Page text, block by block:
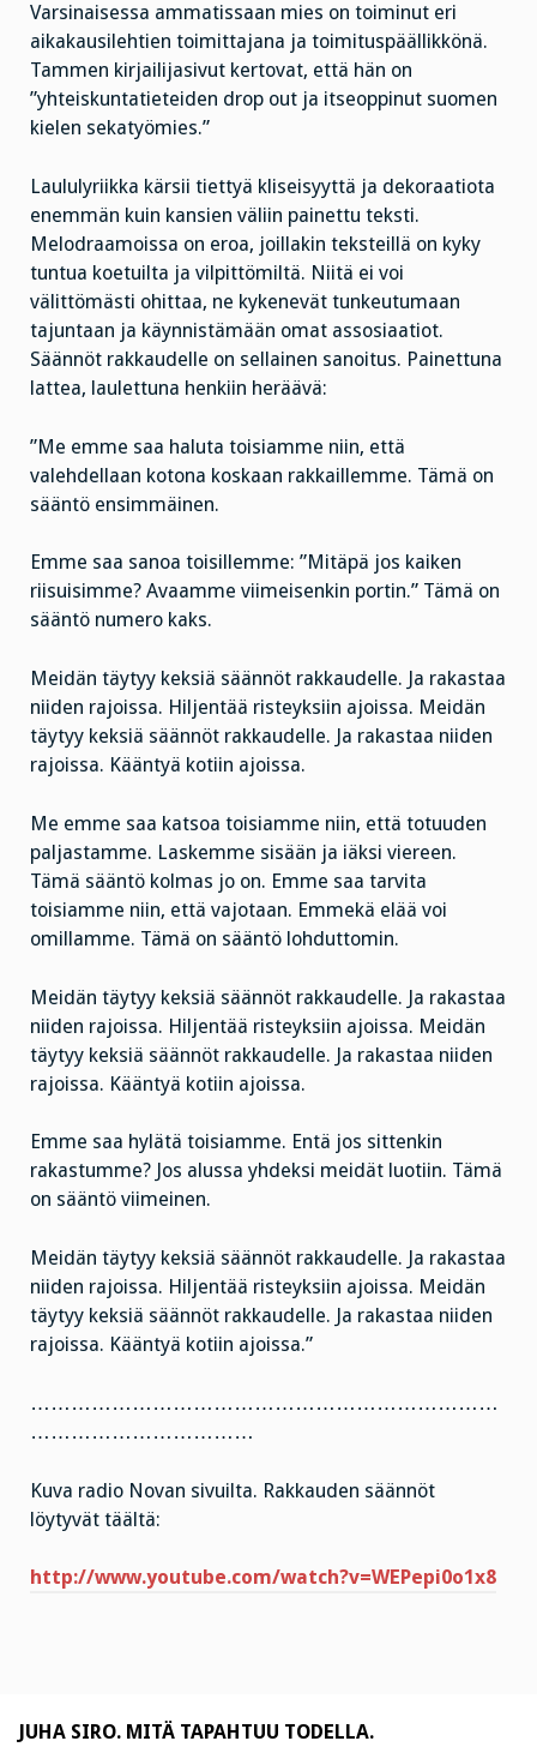
Varsinaisessa ammatissaan mies on toiminut eri
aikakausilehtien toimittajana ja toimituspäällikkönä.
Tammen kirjailijasivut kertovat, että hän on
”yhteiskuntatieteiden drop out ja itseoppinut suomen
kielen sekatyömies.”
Laululyriikka kärsii tiettyä kliseisyyttä ja dekoraatiota
enemmän kuin kansien väliin painettu teksti.
Melodraamoissa on eroa, joillakin teksteillä on kyky
tuntua koetuilta ja vilpittömiltä. Niitä ei voi
välittömästi ohittaa, ne kykenevät tunkeutumaan
tajuntaan ja käynnistämään omat assosiaatiot.
Säännöt rakkaudelle on sellainen sanoitus. Painettuna
lattea, laulettuna henkiin heräävä:
”Me emme saa haluta toisiamme niin, että
valehdellaan kotona koskaan rakkaillemme. Tämä on
sääntö ensimmäinen.
Emme saa sanoa toisillemme: ”Mitäpä jos kaiken
riisuisimme? Avaamme viimeisenkin portin.” Tämä on
sääntö numero kaks.
Meidän täytyy keksiä säännöt rakkaudelle. Ja rakastaa
niiden rajoissa. Hiljentää risteyksiin ajoissa. Meidän
täytyy keksiä säännöt rakkaudelle. Ja rakastaa niiden
rajoissa. Kääntyä kotiin ajoissa.
Me emme saa katsoa toisiamme niin, että totuuden
paljastamme. Laskemme sisään ja iäksi viereen.
Tämä sääntö kolmas jo on. Emme saa tarvita
toisiamme niin, että vajotaan. Emmekä elää voi
omillamme. Tämä on sääntö lohduttomin.
Meidän täytyy keksiä säännöt rakkaudelle. Ja rakastaa
niiden rajoissa. Hiljentää risteyksiin ajoissa. Meidän
täytyy keksiä säännöt rakkaudelle. Ja rakastaa niiden
rajoissa. Kääntyä kotiin ajoissa.
Emme saa hylätä toisiamme. Entä jos sittenkin
rakastumme? Jos alussa yhdeksi meidät luotiin. Tämä
on sääntö viimeinen.
Meidän täytyy keksiä säännöt rakkaudelle. Ja rakastaa
niiden rajoissa. Hiljentää risteyksiin ajoissa. Meidän
täytyy keksiä säännöt rakkaudelle. Ja rakastaa niiden
rajoissa. Kääntyä kotiin ajoissa.”
……………………………………………………………
……………………………
Kuva radio Novan sivuilta. Rakkauden säännöt
löytyvät täältä:
http://www.youtube.com/watch?v=WEPepi0o1x8
JUHA SIRO. MITÄ TAPAHTUU TODELLA.